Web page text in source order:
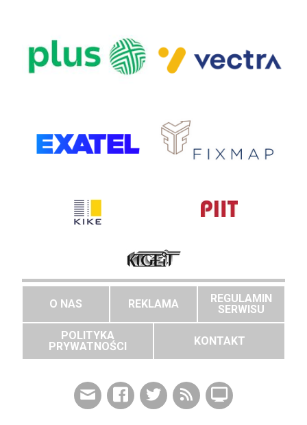
O NAS REKLAMA
REGULAMIN
SERWISU
POLITYKA
PRYWATNOŚCI
KONTAKT